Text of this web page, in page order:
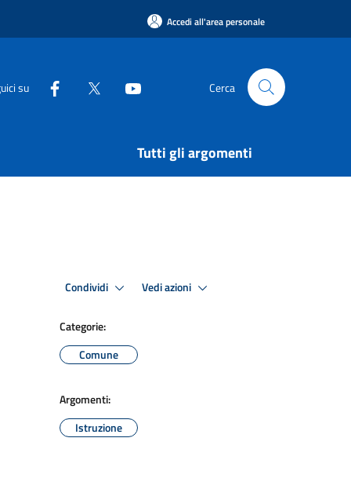
Accedi all'area personale
su Cerca
Tutti gli argomenti
Condividi Vedi azioni
Categorie:
Comune
Argomenti:
Istruzione